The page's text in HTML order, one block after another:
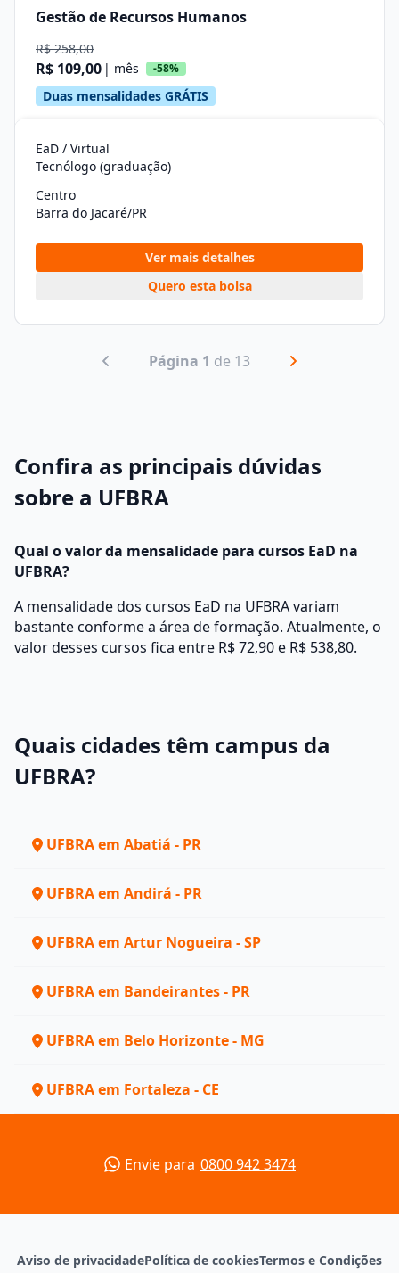
Gestão de Recursos Humanos
R$ 258,00
R$ 109,00 | mês -58%
Duas mensalidades GRÁTIS
EaD / Virtual
Tecnólogo (graduação)
Centro
Barra do Jacaré/PR
Ver mais detalhes
Quero esta bolsa
Página 1 de 13
Confira as principais dúvidas
sobre a UFBRA
Qual o valor da mensalidade para cursos EaD na
UFBRA?
A mensalidade dos cursos EaD na UFBRA variam
bastante conforme a área de formação. Atualmente, o
valor desses cursos fica entre R$ 72,90 e R$ 538,80.
Quais cidades têm campus da
UFBRA?
UFBRA em Abatiá - PR
UFBRA em Andirá - PR
UFBRA em Artur Nogueira - SP
UFBRA em Bandeirantes - PR
UFBRA em Belo Horizonte - MG
UFBRA em Fortaleza - CE
Envie para 0800 942 3474
Aviso de privacidadePolítica de cookiesTermos e Condições